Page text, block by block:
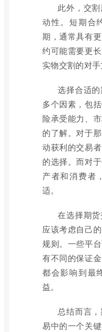
此外，交
动性。短期合
期，通常具有
约可能需要更
实物交割的对手
选择合适
多个因素，包
险承受能力、
的了解。对于
动获利的交易
的选择。而对
产者和消费者
适。
在选择期
应该考虑自己
规则。一些平
有不同的保证
都会影响到最
益。
总结而言
易中的一个关